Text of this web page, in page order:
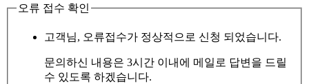
오류 접수 확인
고객님, 오류접수가 정상적으로 신청 되었습니다.
문의하신 내용은 3시간 이내에 메일로 답변을 드릴
수 있도록 하겠습니다.